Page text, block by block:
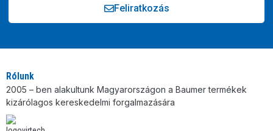
Feliratkozás
Rólunk
2005 – ben alakultunk Magyarországon a Baumer termékek
kizárólagos kereskedelmi forgalmazására